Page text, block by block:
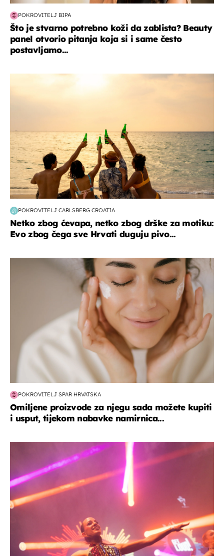
POKROVITELJ BIPA
Što je stvarno potrebno koži da zablista? Beauty
panel otvorio pitanja koja si i same često
postavljamo...
POKROVITELJ CARLSBERG CROATIA
Netko zbog ćevapa, netko zbog drške za motiku:
Evo zbog čega sve Hrvati duguju pivo...
moda & ljepota
POKROVITELJ SPAR HRVATSKA
Omiljene proizvode za njegu sada možete kupiti
i usput, tijekom nabavke namirnica...